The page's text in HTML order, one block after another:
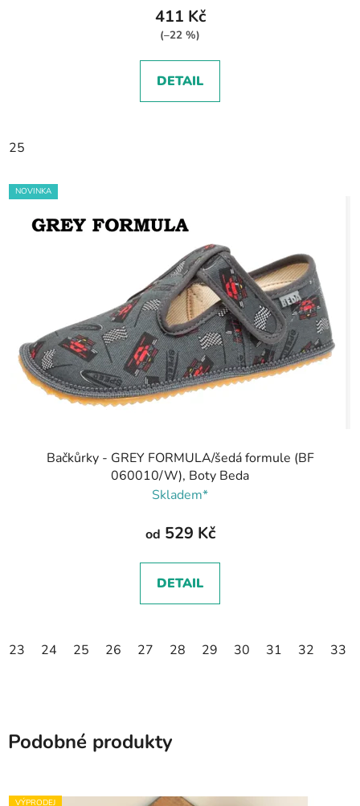
411 Kč
(–22 %)
DETAIL
25
NOVINKA
Bačkůrky - GREY FORMULA/šedá formule (BF
060010/W), Boty Beda
Skladem*
od 529 Kč
DETAIL
23 24 25 26 27 28 29 30 31 32 33
Podobné produkty
VÝPRODEJ